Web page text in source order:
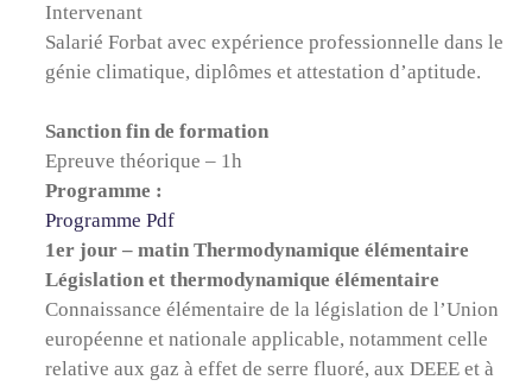
Intervenant
Salarié Forbat avec expérience professionnelle dans le
génie climatique, diplômes et attestation d’aptitude.
Sanction fin de formation
Epreuve théorique – 1h
Programme :
Programme Pdf
1er jour – matin Thermodynamique élémentaire
Législation et thermodynamique élémentaire
Connaissance élémentaire de la législation de l’Union
européenne et nationale applicable, notamment celle
relative aux gaz à effet de serre fluoré, aux DEEE et à